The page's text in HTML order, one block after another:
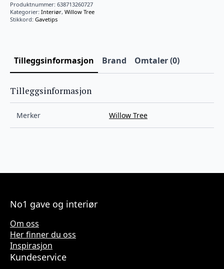
Produktnummer: 638713260727
Kategorier: Interiør, Willow Tree
Stikkord: Gavetips
Tilleggsinformasjon Brand Omtaler (0)
Tilleggsinformasjon
Merker Willow Tree
No1 gave og interiør
Om oss
Her finner du oss
Inspirasjon
Kundeservice